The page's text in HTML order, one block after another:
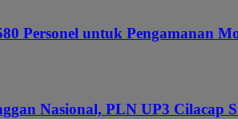
Personel untuk Pengamanan
Nasional, PLN UP3 Cilacap